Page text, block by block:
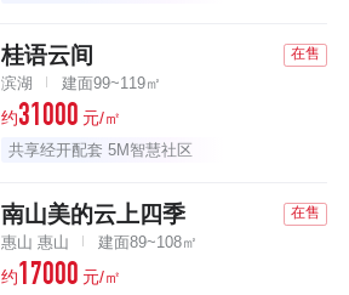
桂语云间 在售
滨湖 建面99~119㎡
约31000 元/㎡
共享经开配套 5M智慧社区
南山美的云上四季 在售
惠山 惠山 建面89~108㎡
约17000 元/㎡